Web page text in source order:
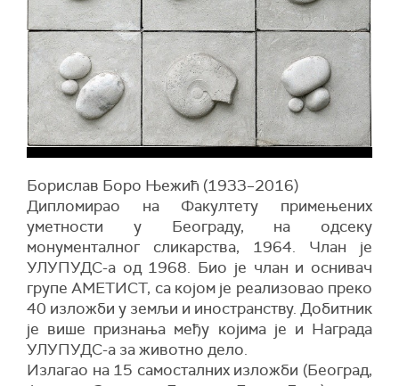
Борислав Боро Њежић (1933–2016)
Дипломирао на Факултету примењених
уметности у Београду, на одсеку
монументалног сликарства, 1964. Члан је
УЛУПУДС-а од 1968. Био је члан и оснивач
групе АМЕТИСТ, са којом је реализовао преко
40 изложби у земљи и иностранству. Добитник
је више признања међу којима је и Награда
УЛУПУДС-а за животно дело.
Излагао на 15 самосталних изложби (Београд,